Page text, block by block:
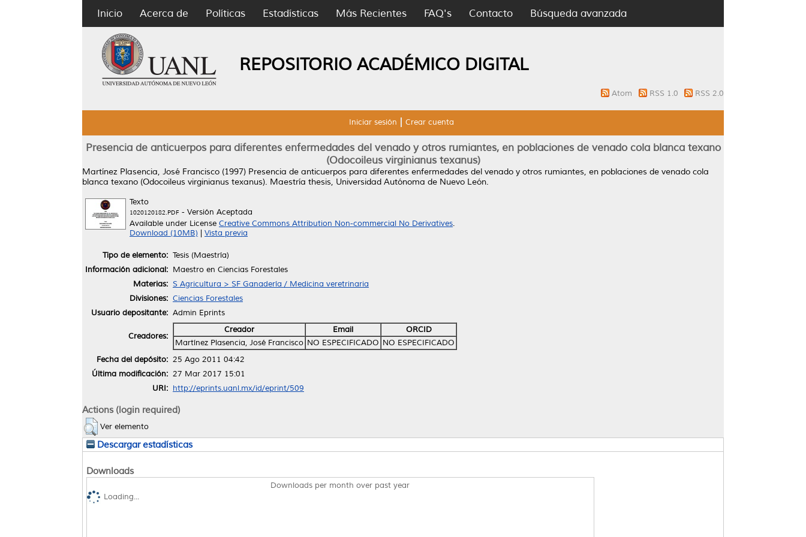
Inicio Acerca de Políticas Estadísticas Más Recientes FAQ's Contacto Búsqueda avanzada
REPOSITORIO ACADÉMICO DIGITAL
Atom RSS 1.0 RSS 2.0
Iniciar sesión Crear cuenta
Presencia de anticuerpos para diferentes enfermedades del venado y otros rumiantes, en poblaciones de venado cola blanca texano
(Odocoileus virginianus texanus)
Martínez Plasencia, José Francisco (1997) Presencia de anticuerpos para diferentes enfermedades del venado y otros rumiantes, en poblaciones de venado cola
blanca texano (Odocoileus virginianus texanus). Maestría thesis, Universidad Autónoma de Nuevo León.
Texto
1020120182.PDF - Versión Aceptada
Available under License Creative Commons Attribution Non-commercial No Derivatives.
Download (10MB)
Vista previa
Tipo de elemento: Tesis (Maestría)
Información adicional: Maestro en Ciencias Forestales
Materias: S Agricultura > SF Ganadería / Medicina veretrinaria
Divisiones: Ciencias Forestales
Usuario depositante: Admin Eprints
Creadores:
Creador Email
ORCID
Martínez Plasencia, José Francisco NO ESPECIFICADO NO ESPECIFICADO
Fecha del depósito: 25 Ago 2011 04:42
Última modificación: 27 Mar 2017 15:01
URI: http://eprints.uanl.mx/id/eprint/509
Actions (login required)
Ver elemento
Descargar estadísticas
Downloads
Downloads per month over past year
Loading...